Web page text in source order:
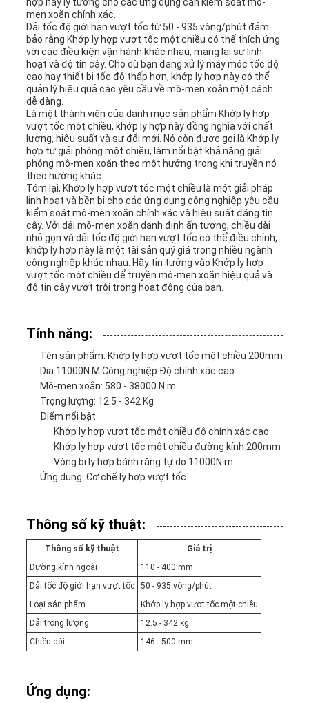
WEB
PRIVACY
POLICY
hợp này lý tưởng cho các ứng dụng cần kiểm soát mô-
men xoắn chính xác.
Dải tốc độ giới hạn vượt tốc từ 50 - 935 vòng/phút đảm
bảo rằng Khớp ly hợp vượt tốc một chiều có thể thích ứng
với các điều kiện vận hành khác nhau, mang lại sự linh
hoạt và độ tin cậy. Cho dù bạn đang xử lý máy móc tốc độ
cao hay thiết bị tốc độ thấp hơn, khớp ly hợp này có thể
quản lý hiệu quả các yêu cầu về mô-men xoắn một cách
dễ dàng.
Là một thành viên của danh mục sản phẩm Khớp ly hợp
vượt tốc một chiều, khớp ly hợp này đồng nghĩa với chất
lượng, hiệu suất và sự đổi mới. Nó còn được gọi là Khớp ly
hợp tự giải phóng một chiều, làm nổi bật khả năng giải
phóng mô-men xoắn theo một hướng trong khi truyền nó
theo hướng khác.
Tóm lại, Khớp ly hợp vượt tốc một chiều là một giải pháp
linh hoạt và bền bỉ cho các ứng dụng công nghiệp yêu cầu
kiểm soát mô-men xoắn chính xác và hiệu suất đáng tin
cậy. Với dải mô-men xoắn danh định ấn tượng, chiều dài
nhỏ gọn và dải tốc độ giới hạn vượt tốc có thể điều chỉnh,
khớp ly hợp này là một tài sản quý giá trong nhiều ngành
công nghiệp khác nhau. Hãy tin tưởng vào Khớp ly hợp
vượt tốc một chiều để truyền mô-men xoắn hiệu quả và
độ tin cậy vượt trội trong hoạt động của bạn.
Tính năng:
Tên sản phẩm: Khớp ly hợp vượt tốc một chiều 200mm
Dia 11000N.M Công nghiệp Độ chính xác cao
Mô-men xoắn: 580 - 38000 N.m
Trọng lượng: 12.5 - 342 Kg
Điểm nổi bật:
Khớp ly hợp vượt tốc một chiều độ chính xác cao
Khớp ly hợp vượt tốc một chiều đường kính 200mm
Vòng bi ly hợp bánh răng tự do 11000N.m
Ứng dụng: Cơ chế ly hợp vượt tốc
Thông số kỹ thuật:
Thông số kỹ thuật
Giá trị
Đường kính ngoài
110 - 400 mm
Dải tốc độ giới hạn vượt tốc
50 - 935 vòng/phút
Loại sản phẩm
Khớp ly hợp vượt tốc một chiều
Dải trọng lượng
12.5 - 342 kg
Chiều dài
146 - 500 mm
Ứng dụng: